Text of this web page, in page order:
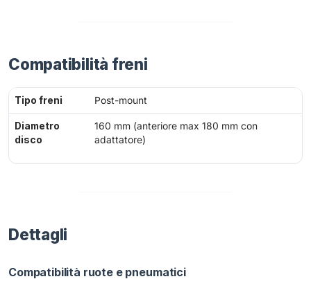
Compatibilità freni
Tipo freni Post-mount
Diametro
disco
160 mm (anteriore max 180 mm con
adattatore)
Dettagli
Compatibilità ruote e pneumatici